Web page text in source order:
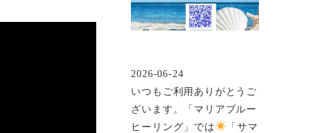
いつもご利用ありがとうご
ざいます。「マリアブルー
ヒーリング」では
「サマ
2026-06-24